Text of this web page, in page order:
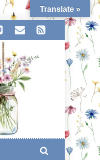
Translate »